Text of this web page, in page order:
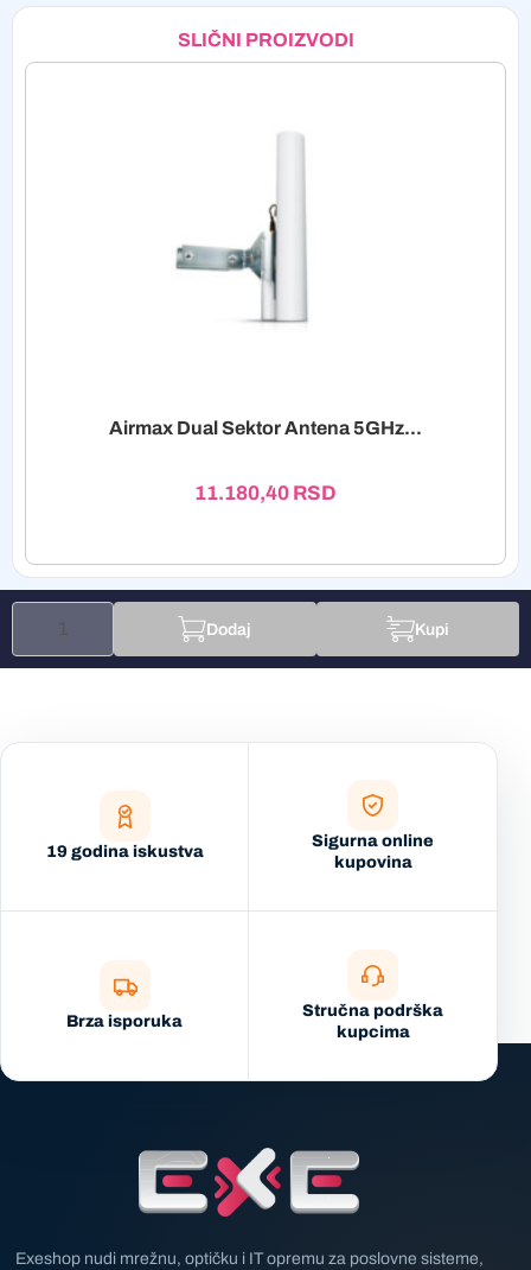
SLIČNI PROIZVODI
Airmax Dual Sektor Antena 5GHz...
11.180,40 RSD
Dodaj Kupi
19 godina iskustva
Sigurna online
kupovina
Brza isporuka
Stručna podrška
kupcima
Exeshop nudi mrežnu, optičku i IT opremu za poslovne sisteme,